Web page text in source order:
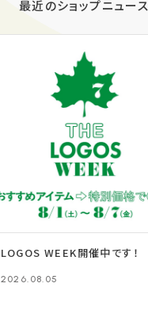
最近のショップニュース
LOGOS WEEK開催中です！
2026.08.05